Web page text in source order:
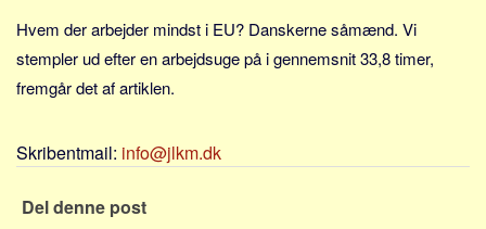
Alle
Nøgleord
Virksomhed
Investering
Hvem der arbejder mindst i EU? Danskerne såmænd. Vi
stempler ud efter en arbejdsuge på i gennemsnit 33,8 timer,
fremgår det af artiklen.
Skribentmail: info@jlkm.dk
Del denne post